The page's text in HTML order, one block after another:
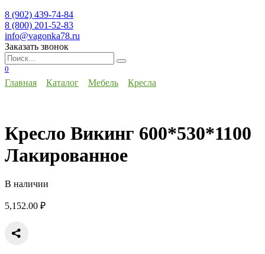
8 (902) 439-74-84
8 (800) 201-52-83
info@vagonka78.ru
Заказать звонок
Искать:
0
Главная Каталог Мебель Кресла
Кресло Викинг 600*530*1100
Лакированное
В наличии
5,152.00 ₽